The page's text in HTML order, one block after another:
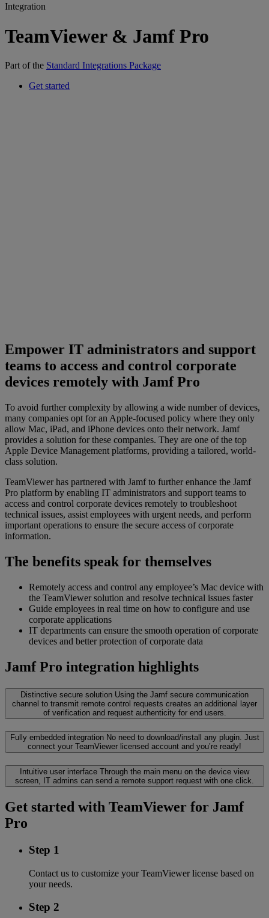
Integration
TeamViewer & Jamf Pro
Part of the Standard Integrations Package
Get started
Empower IT administrators and support
teams to access and control corporate
devices remotely with Jamf Pro
To avoid further complexity by allowing a wide number of devices,
many companies opt for an Apple-focused policy where they only
allow Mac, iPad, and iPhone devices onto their network. Jamf
provides a solution for these companies. They are one of the top
Apple Device Management platforms, providing a tailored, world-
class solution.
TeamViewer has partnered with Jamf to further enhance the Jamf
Pro platform by enabling IT administrators and support teams to
access and control corporate devices remotely to troubleshoot
technical issues, assist employees with urgent needs, and perform
important operations to ensure the secure access of corporate
information.
The benefits speak for themselves
Remotely access and control any employee’s Mac device with
the TeamViewer solution and resolve technical issues faster
Guide employees in real time on how to configure and use
corporate applications
IT departments can ensure the smooth operation of corporate
devices and better protection of corporate data
Jamf Pro integration highlights
Distinctive secure solution Using the Jamf secure communication
channel to transmit remote control requests creates an additional layer
of verification and request authenticity for end users.
Fully embedded integration No need to download/install any plugin. Just
connect your TeamViewer licensed account and you’re ready!
Intuitive user interface Through the main menu on the device view
screen, IT admins can send a remote support request with one click.
Get started with TeamViewer for Jamf
Pro
Step 1
Contact us to customize your TeamViewer license based on
your needs.
Step 2